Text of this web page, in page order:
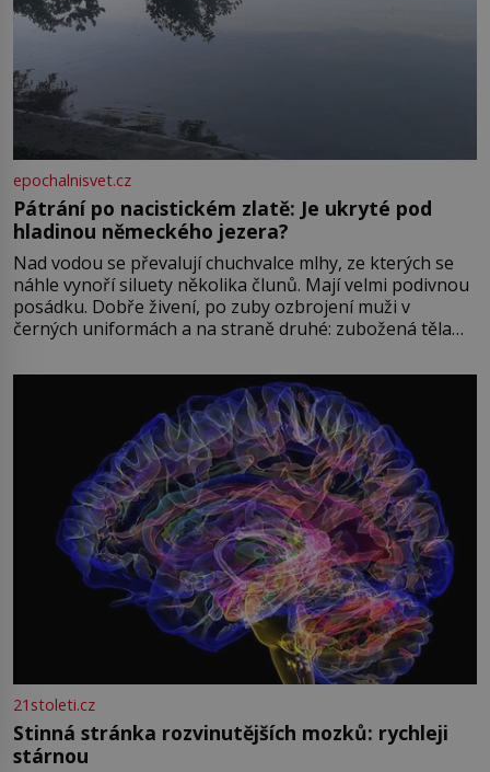
epochalnisvet.cz
Pátrání po nacistickém zlatě: Je ukryté pod
hladinou německého jezera?
Nad vodou se převalují chuchvalce mlhy, ze kterých se
náhle vynoří siluety několika člunů. Mají velmi podivnou
posádku. Dobře živení, po zuby ozbrojení muži v
černých uniformách a na straně druhé: zubožená těla
přízračná scéna znamená? Je jaro roku 1945, druhá
světová válka se chýlí ke konci. Jezero Stolpsee
21stoleti.cz
Stinná stránka rozvinutějších mozků: rychleji
stárnou